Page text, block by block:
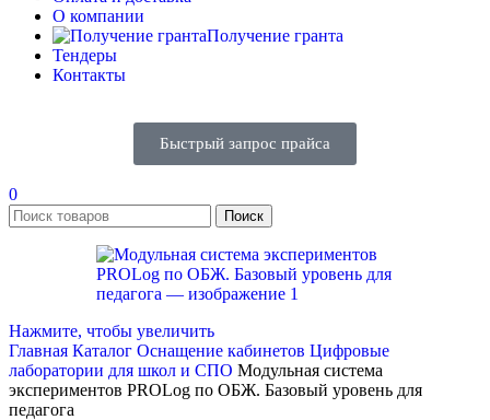
О компании
Получение гранта
Тендеры
Контакты
Быстрый запрос прайса
0
Поиск
Нажмите, чтобы увеличить
Главная Каталог Оснащение кабинетов Цифровые
лаборатории для школ и СПО Модульная система
экспериментов PROLog по ОБЖ. Базовый уровень для
педагога